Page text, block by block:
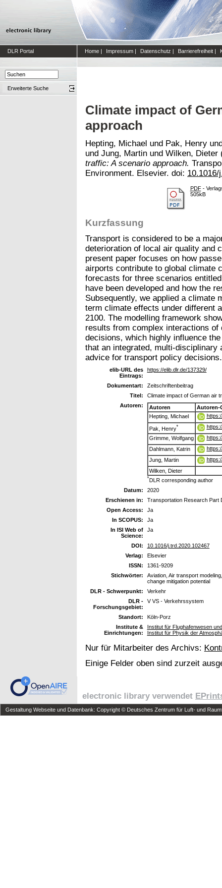
DLR Portal Home | Impressum | Datenschutz | Barrierefreiheit |
Erweiterte Suche
Climate impact of
approach
Hepting, Michael und Pak, Henry
und Jung, Martin und Wilken, Dieter
traffic: A scenario approach.
Environment. Elsevier. doi: 10.1016/
PDF-
505kB
Kurzfassung
Transport is considered to be a
deterioration of local air quality and
present paper focuses on how
airports contribute to global climate
forecasts for three scenarios
have been developed and how the
Subsequently, we applied a climate
term climate effects under different
2100. The modelling framework
results from complex interactions of
decisions, which highly influence
that an integrated, multi-
advice for transport policy decisions.
elib-URL des
Eintrags:
https://elib.dlr.de/137329/
Dokumentart:
Zeitschriftenbeitrag
Titel:
Climate impact of German air
Autoren:
Autoren
Autoren-
Hepting, Michael
Pak, Henry*
Grimme, Wolfgang
Dahlmann, Katrin
Jung, Martin
Wilken, Dieter
*DLR corresponding author
Datum:
2020
Erschienen in:
Transportation Research Part
Open Access:
Ja
In SCOPUS:
Ja
In ISI Web of
Science:
Ja
DOI:
10.1016/j.trd.2020.102467
Verlag:
Elsevier
ISSN:
1361-9209
Stichwörter:
Aviation, Air transport
change mitigation potential
DLR - Schwerpunkt:
Verkehr
DLR -
Forschungsgebiet:
V VS - Verkehrssystem
Standort:
Köln-Porz
Institute &
Einrichtungen:
Institut für Flughafenwesen
Institut für Physik der
Nur für Mitarbeiter des Archivs:
Einige Felder oben sind zurzeit
electronic library verwendet
Gestaltung Webseite und Datenbank: Copyright © Deutsches Zentrum für Luft- und